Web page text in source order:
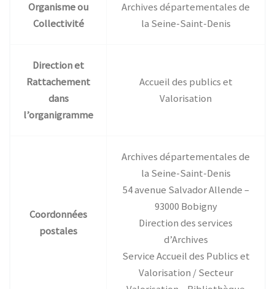
Organisme ou
Collectivité
Archives départementales de
la Seine-Saint-Denis
Direction et
Rattachement
dans
l’organigramme
Accueil des publics et
Valorisation
Coordonnées
postales
Archives départementales de
la Seine-Saint-Denis
54 avenue Salvador Allende –
93000 Bobigny
Direction des services
d’Archives
Service Accueil des Publics et
Valorisation / Secteur